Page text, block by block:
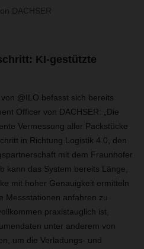
DACHSER
KI-gestützte
@ILO befasst sich bereits
Officer von DACHSER: „Die
Vermessung aller Packstücke
in Richtung Logistik 4.0, den
mit dem Fraunhofer
kann das System bereits Länge,
mit hoher Genauigkeit ermitteln
Messstationen anfahren zu
praxistauglich ist,
unter anderem von
um die Verladungs- und